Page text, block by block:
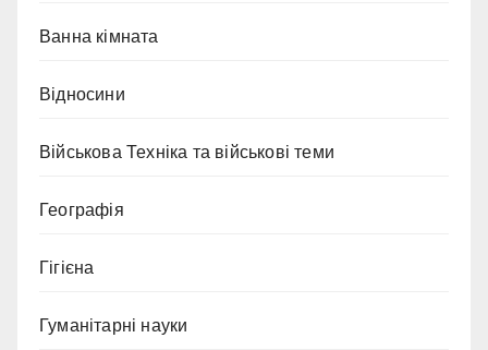
Ванна кімната
Відносини
Військова Техніка та військові теми
Географія
Гігієна
Гуманітарні науки